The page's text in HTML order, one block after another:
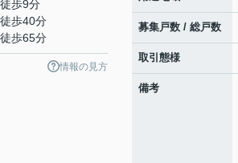
徒歩9分
徒歩40分
徒歩65分
情報の見方
募集戸数 / 総戸数
取引態様
備考